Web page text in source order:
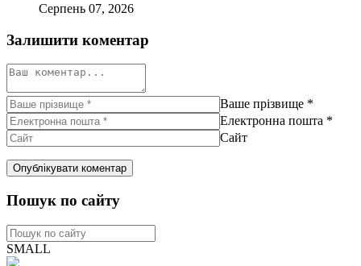
Серпень 07, 2026
Залишити коментар
Ваше прізвище *
Електронна пошта *
Сайт
Пошук по сайту
SMALL